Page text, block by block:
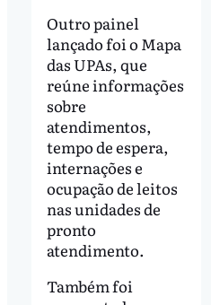
Outro painel
lançado foi o Mapa
das UPAs, que
reúne informações
sobre
atendimentos,
tempo de espera,
internações e
ocupação de leitos
nas unidades de
pronto
atendimento.
Também foi